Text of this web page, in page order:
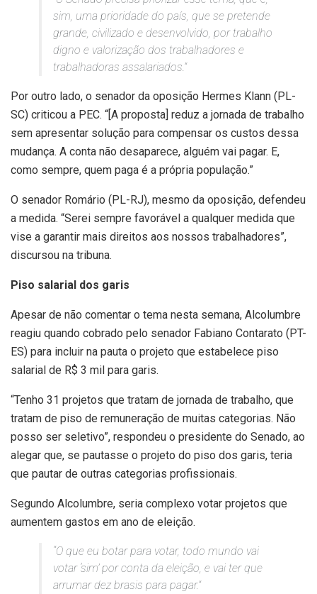
sim, uma prioridade do país, que se pretende
grande, civilizado e desenvolvido, por trabalho
digno e valorização dos trabalhadores e
trabalhadoras assalariados.”
Por outro lado, o senador da oposição Hermes Klann (PL-
SC) criticou a PEC. “[A proposta] reduz a jornada de trabalho
sem apresentar solução para compensar os custos dessa
mudança. A conta não desaparece, alguém vai pagar. E,
como sempre, quem paga é a própria população.”
O senador Romário (PL-RJ), mesmo da oposição, defendeu
a medida. “Serei sempre favorável a qualquer medida que
vise a garantir mais direitos aos nossos trabalhadores”,
discursou na tribuna.
Piso salarial dos garis
Apesar de não comentar o tema nesta semana, Alcolumbre
reagiu quando cobrado pelo senador Fabiano Contarato (PT-
ES) para incluir na pauta o projeto que estabelece piso
salarial de R$ 3 mil para garis.
“Tenho 31 projetos que tratam de jornada de trabalho, que
tratam de piso de remuneração de muitas categorias. Não
posso ser seletivo”, respondeu o presidente do Senado, ao
alegar que, se pautasse o projeto do piso dos garis, teria
que pautar de outras categorias profissionais.
Segundo Alcolumbre, seria complexo votar projetos que
aumentem gastos em ano de eleição.
“O que eu botar para votar, todo mundo vai
votar ‘sim’ por conta da eleição, e vai ter que
arrumar dez brasis para pagar.”